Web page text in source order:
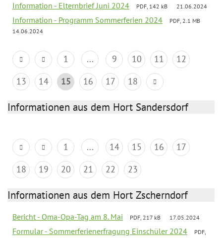
Information - Elternbrief Juni 2024 PDF, 142 kB 21.06.2024
Information - Programm Sommerferien 2024
PDF, 2.1 MB
14.06.2024
1 ... 9 10 11
12
13
14 15 16 17 18
Informationen aus dem Hort Sandersdorf
1 ... 14 15 16
17
18
19 20 21 22 23
Informationen aus dem Hort Zscherndorf
Bericht - Oma-Opa-Tag am 8. Mai PDF, 217 kB 17.05.2024
Formular - Sommerferienerfragung Einschüler 2024
PDF,